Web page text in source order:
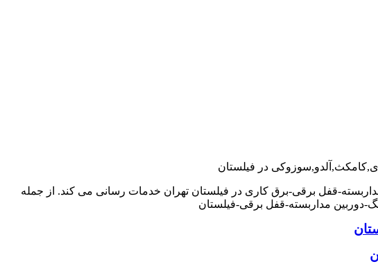
در فیلستان
قفل برقی-برق کاری در فیلستان تهران خدمات رسانی می کند. از جمله
مداربسته-قفل برقی-فیلستان